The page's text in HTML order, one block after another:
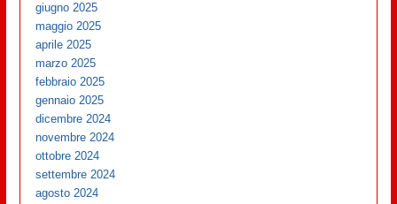
giugno 2025
maggio 2025
aprile 2025
marzo 2025
febbraio 2025
gennaio 2025
dicembre 2024
novembre 2024
ottobre 2024
settembre 2024
agosto 2024